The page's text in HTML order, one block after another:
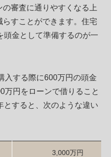
審査に通りやすくなる上
すことができます。住宅
頭金として準備するのが一
入する際に600万円の頭金
万円をローンで借りること
とすると、次のような違い
3,000万円